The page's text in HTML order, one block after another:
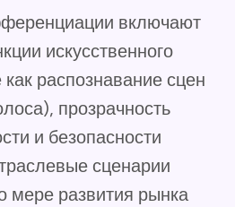
включают
искусственного
как распознавание сцен
прозрачность
и безопасности
сценарии
мере развития рынка